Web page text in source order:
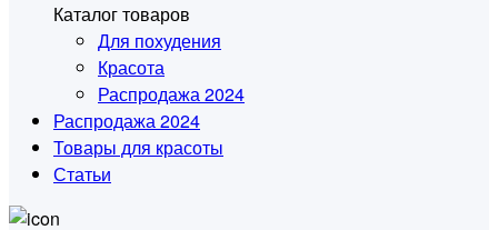
Каталог товаров
Для похудения
Красота
Распродажа 2024
Распродажа 2024
Товары для красоты
Статьи